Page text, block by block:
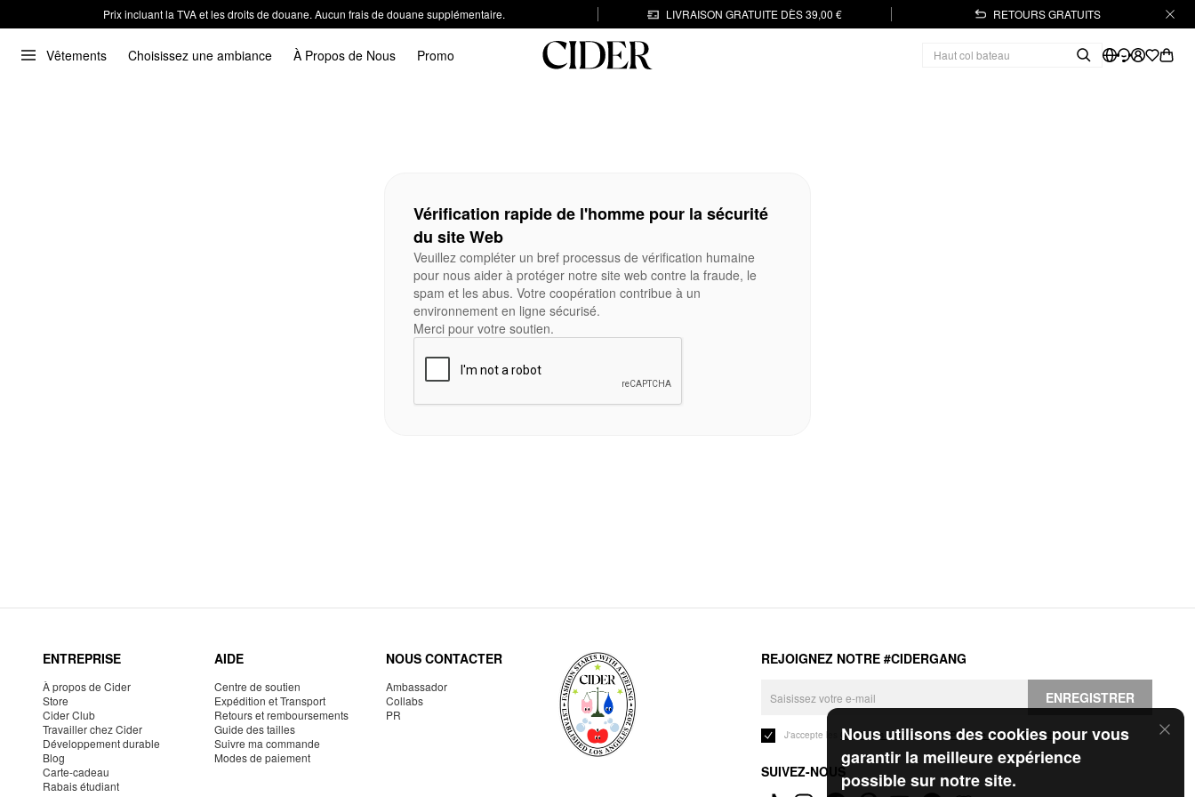
Prix incluant la TVA et les droits de douane. Aucun frais de douane supplémentaire. LIVRAISON GRATUITE DÈS 39,00 € RETOURS GRATUITS
Vêtements Choisissez une ambiance À Propos de Nous Promo
Nous utilisons des cookies pour vous
garantir la meilleure expérience
possible sur notre site.
Vérification rapide de l'homme pour la sécurité
du site Web
Veuillez compléter un bref processus de vérification humaine
pour nous aider à protéger notre site web contre la fraude, le
spam et les abus. Votre coopération contribue à un
environnement en ligne sécurisé.
Merci pour votre soutien.
ENTREPRISE
À propos de Cider
Store
Cider Club
Travailler chez Cider
Développement durable
Blog
Carte-cadeau
Rabais étudiant
AIDE
Centre de soutien
Expédition et Transport
Retours et remboursements
Guide des tailles
Suivre ma commande
Modes de paiement
NOUS CONTACTER
Ambassador
Collabs
PR
REJOIGNEZ NOTRE #CIDERGANG
ENREGISTRER
J'accepte les Conditions généraleset laPolitique de confidentialité.
SUIVEZ-NOUS